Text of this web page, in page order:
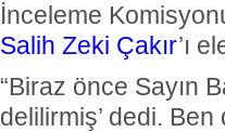
İnceleme
Salih Zeki Çakır’ı
“Biraz önce Sayın
delilirmiş’ dedi.